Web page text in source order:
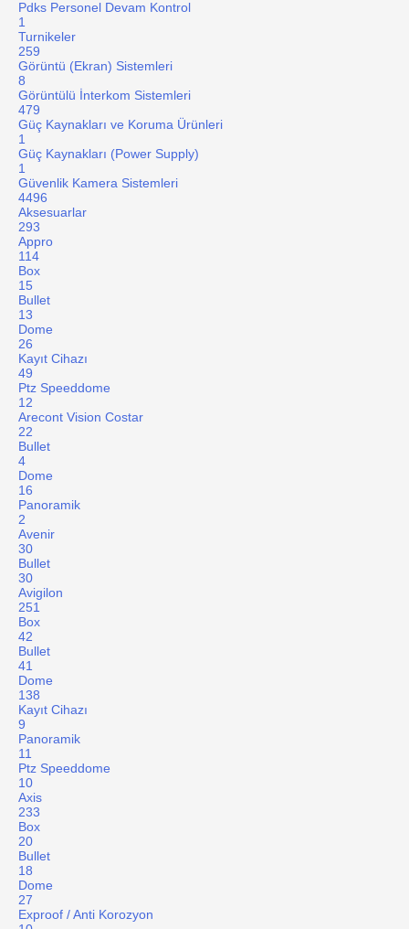
Pdks Personel Devam Kontrol
1
Turnikeler
259
Görüntü (Ekran) Sistemleri
8
Görüntülü İnterkom Sistemleri
479
Güç Kaynakları ve Koruma Ürünleri
1
Güç Kaynakları (Power Supply)
1
Güvenlik Kamera Sistemleri
4496
Aksesuarlar
293
Appro
114
Box
15
Bullet
13
Dome
26
Kayıt Cihazı
49
Ptz Speeddome
12
Arecont Vision Costar
22
Bullet
4
Dome
16
Panoramik
2
Avenir
30
Bullet
30
Avigilon
251
Box
42
Bullet
41
Dome
138
Kayıt Cihazı
9
Panoramik
11
Ptz Speeddome
10
Axis
233
Box
20
Bullet
18
Dome
27
Exproof / Anti Korozyon